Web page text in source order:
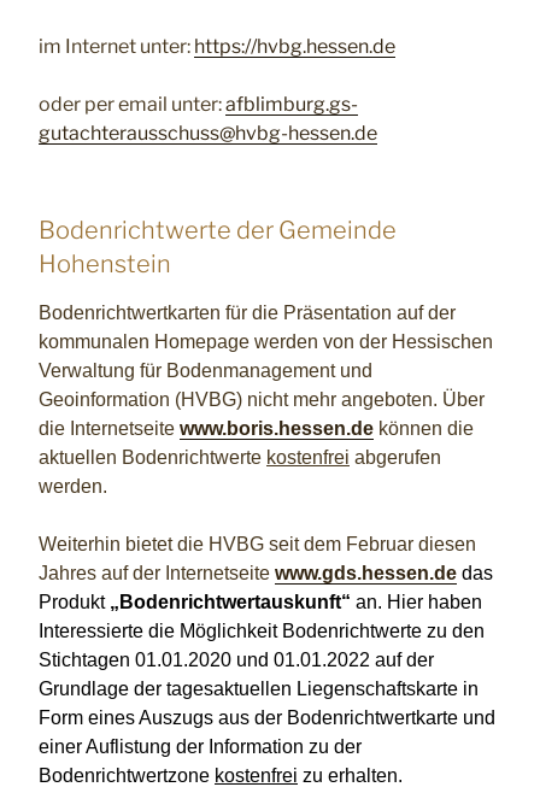
im Internet unter: https://hvbg.hessen.de
oder per email unter:afblimburg.gs-
gutachterausschuss@hvbg-hessen.de
Bodenrichtwerte der Gemeinde
Hohenstein
Bodenrichtwertkarten für die Präsentation auf der
kommunalen Homepage werden von der Hessischen
Verwaltung für Bodenmanagement und
Geoinformation (HVBG) nicht mehr angeboten. Über
die Internetseite www.boris.hessen.de können die
aktuellen Bodenrichtwerte kostenfrei abgerufen
werden.
Weiterhin bietet die HVBG seit dem Februar diesen
Jahres auf der Internetseite www.gds.hessen.de das
Produkt „Bodenrichtwertauskunft“ an. Hier haben
Interessierte die Möglichkeit Bodenrichtwerte zu den
Stichtagen 01.01.2020 und 01.01.2022 auf der
Grundlage der tagesaktuellen Liegenschaftskarte in
Form eines Auszugs aus der Bodenrichtwertkarte und
einer Auflistung der Information zu der
Bodenrichtwertzone kostenfrei zu erhalten.